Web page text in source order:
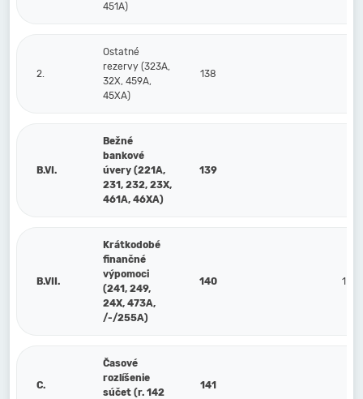
451A)
2.
Ostatné
rezervy (323A,
32X, 459A,
45XA)
138
B.VI.
Bežné
bankové
úvery (221A,
231, 232, 23X,
461A, 46XA)
139
B.VII.
Krátkodobé
finančné
výpomoci
(241, 249,
24X, 473A,
/-/255A)
140 1
C.
Časové
rozlíšenie
súčet (r. 142
141